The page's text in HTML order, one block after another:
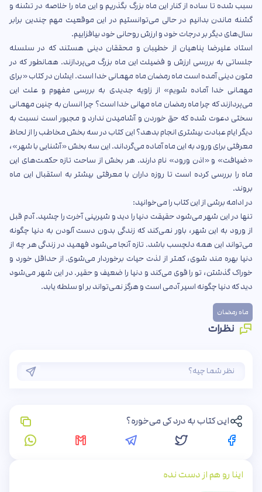
سبب شده تا ساده از کنار این ماه بزرگ بگذریم و این ماه را خلاصه در تشنه و
گشنه ماندن بدانیم در حالی می‌توانستیم در این موقعیت مهم چندین برابر
سال‌های دیگر بر درجات خود و ارزش روحانی خود بیافزاییم.
استاد علیرضا پناهیان از خطیبان و محققان دینی هستند که در سلسله
جلساتی به بررسی ارزش و فضیلت این ماه بزرگ می‌پردازند. همانطور که در
متون دینی آمده است ماه رمضان ماه مهمانی خدا است. ایشان در کتاب «برای
مهمانی خدا آماده شویم» از زاویه جدیدی به بررسی مفهوم و علت این
می‌پردازند که چرا ماه رمضان ماه مهانی خدا است؟ چرا انسان به چنین مهمانی
سختی دعوت شده که حق خوردن و آشامیدن ندارد و مجبور است نسبت به
دیگر ایام عبادت بیشتری انجام بدهد؟ این کتاب در سه بخش مخاطب را از لحاظ
معرفتی برای ورود به این ماه آماده می‌گرداند. این سه بخش «آشنایی با شهر»،
«ضیافت» و «اذن ورود» نام دارند. هر بخش از ساحت تازه حکمت‌های این
ماه را بررسی کرده است تا روزه داران با معرفتی بیشتر به استقبال این ماه
بروند.
در ادامه برشی از این کتاب را می‌خوانید:
تنها در این شهر می‌شود حقیقت دنیا را دید و شیرینی آخرت را چشید. آدم قبل
از ورود به این شهر، باور نمی‌کند که زندگی بدون دست آلودن به دنیا چگونه
می‌تواند این همه دلچسب باشد. تازه آنجا می‌شود فهمید در زندگی هر چه از
دنیا بهره مند شوی، کمتر از لذت حیات برخوردار می‌شوی. از حداقل خورد و
خوراک گذشتن، تو را قوی می‌کند و دنیا را ضعیف و حقیر. در این شهر می‌شود
دید که دنیا چگونه اسیر آدمی است و هرگز نمی‌تواند بر او سلطه یابد.
ماه رمضان
نظرات
این کتاب به درد کی می‌خوره؟
اینا رو هم از دست نده